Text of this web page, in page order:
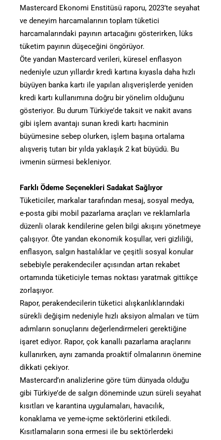
Mastercard Ekonomi Enstitüsü raporu, 2023’te seyahat
ve deneyim harcamalarının toplam tüketici
harcamalarındaki payının artacağını gösterirken, lüks
tüketim payının düşeceğini öngörüyor.
Öte yandan Mastercard verileri, küresel enflasyon
nedeniyle uzun yıllardır kredi kartına kıyasla daha hızlı
büyüyen banka kartı ile yapılan alışverişlerde yeniden
kredi kartı kullanımına doğru bir yönelim olduğunu
gösteriyor. Bu durum Türkiye’de taksit ve nakit avans
gibi işlem avantajı sunan kredi kartı hacminin
büyümesine sebep olurken, işlem başına ortalama
alışveriş tutarı bir yılda yaklaşık 2 kat büyüdü. Bu
ivmenin sürmesi bekleniyor.
Farklı Ödeme Seçenekleri Sadakat Sağlıyor
Tüketiciler, markalar tarafından mesaj, sosyal medya,
e-posta gibi mobil pazarlama araçları ve reklamlarla
düzenli olarak kendilerine gelen bilgi akışını yönetmeye
çalışıyor. Öte yandan ekonomik koşullar, veri gizliliği,
enflasyon, salgın hastalıklar ve çeşitli sosyal konular
sebebiyle perakendeciler açısından artan rekabet
ortamında tüketiciyle temas noktası yaratmak gittikçe
zorlaşıyor.
Rapor, perakendecilerin tüketici alışkanlıklarındaki
sürekli değişim nedeniyle hızlı aksiyon almaları ve tüm
adımların sonuçlarını değerlendirmeleri gerektiğine
işaret ediyor. Rapor, çok kanallı pazarlama araçlarını
kullanırken, aynı zamanda proaktif olmalarının önemine
dikkati çekiyor.
Mastercard’ın analizlerine göre tüm dünyada olduğu
gibi Türkiye’de de salgın döneminde uzun süreli seyahat
kısıtları ve karantina uygulamaları, havacılık,
konaklama ve yeme-içme sektörlerini etkiledi.
Kısıtlamaların sona ermesi ile bu sektörlerdeki